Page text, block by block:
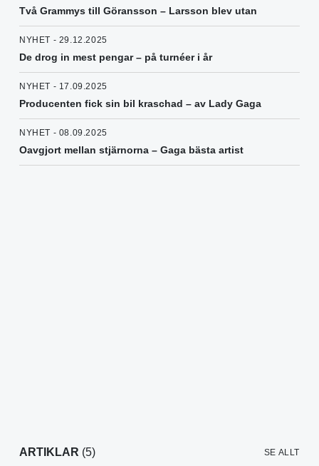
Två Grammys till Göransson – Larsson blev utan
NYHET - 29.12.2025
De drog in mest pengar – på turnéer i år
NYHET - 17.09.2025
Producenten fick sin bil kraschad – av Lady Gaga
NYHET - 08.09.2025
Oavgjort mellan stjärnorna – Gaga bästa artist
ARTIKLAR (5) SE ALLT